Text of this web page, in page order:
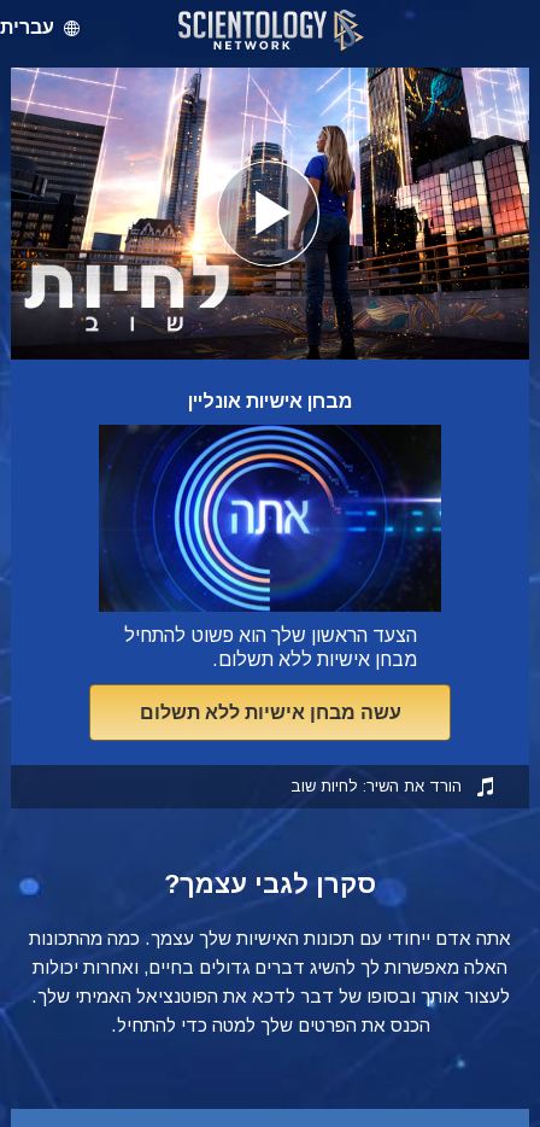
עברית
מבחן אישיות אונליין
הצעד הראשון שלך הוא פשוט להתחיל
מבחן אישיות ללא תשלום.
עשה מבחן אישיות ללא תשלום
הורד את השיר: לחיות שוב
סקרן לגבי עצמך?
אתה אדם ייחודי עם תכונות האישיות שלך עצמך. כמה מהתכונות
האלה מאפשרות לך להשיג דברים גדולים בחיים, ואחרות יכולות
לעצור אותך ובסופו של דבר לדכא את הפוטנציאל האמיתי שלך.
הכנס את הפרטים שלך למטה כדי להתחיל.